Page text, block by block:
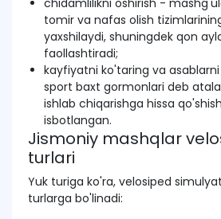
chidamlilikni oshirish -
tomir va nafas olish
yaxshilaydi, shuningdek qon
faollashtiradi;
kayfiyatni ko'taring va
sport baxt gormonlari deb
ishlab chiqarishga hissa
isbotlangan.
Jismoniy mashqlar
turlari
Yuk turiga ko'ra, velosiped
turlarga bo'linadi: